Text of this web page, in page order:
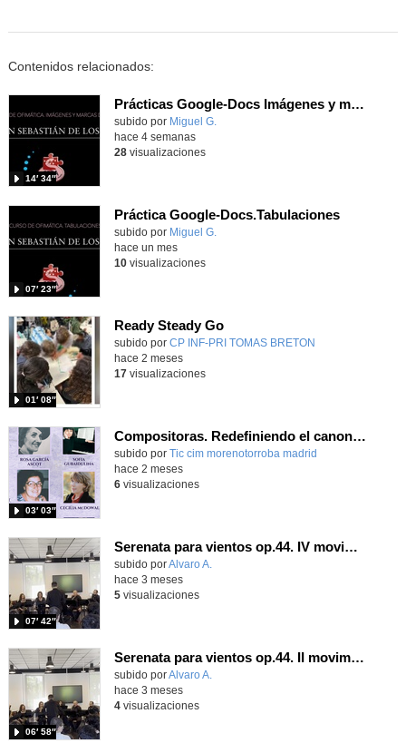
Contenidos relacionados:
Prácticas Google-Docs Imágenes y marcas de agua
Contenido educativo.
subido por Miguel G.
14′ 34″
hace 4 semanas
28visualizaciones
Práctica Google-Docs.Tabulaciones
Contenido educativo.
subido por Miguel G.
07′ 23″
hace un mes
10visualizaciones
Ready Steady Go
Contenido educativo.
subido por CP INF-PRI TOMAS BRETON
01′ 08″
hace 2 meses
17visualizaciones
Compositoras. Redefiniendo el canon en las aulas. 26.03.2026
Contenido educativo.
subido por Tic cim morenotorroba madrid
03′ 03″
hace 2 meses
6visualizaciones
Serenata para vientos op.44. IV movimiento (A.Dvorak)
Contenido educativo.
subido porAlvaro A.
07′ 42″
hace 3 meses
5visualizaciones
Serenata para vientos op.44. II movimiento (A.Dvorak)
Contenido educativo.
subido porAlvaro A.
06′ 58″
hace 3 meses
4visualizaciones